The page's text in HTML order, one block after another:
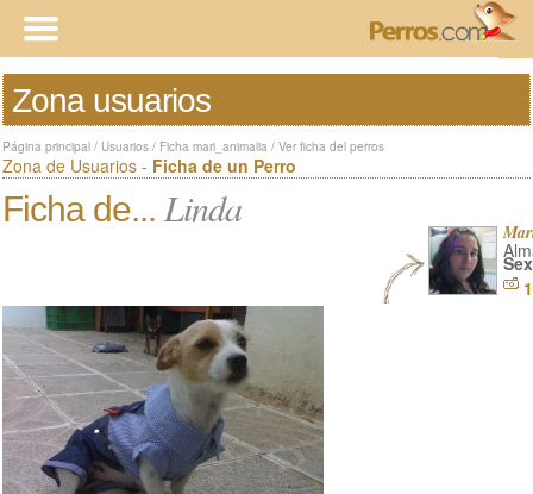
Zona usuarios
Página principal / Usuarios / Ficha mari_animalia / Ver ficha del perros
Zona de Usuarios - Ficha de un Perro
Ficha de... Linda